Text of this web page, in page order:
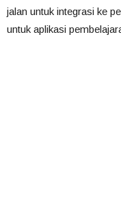
jalan untuk integrasi ke
untuk aplikasi